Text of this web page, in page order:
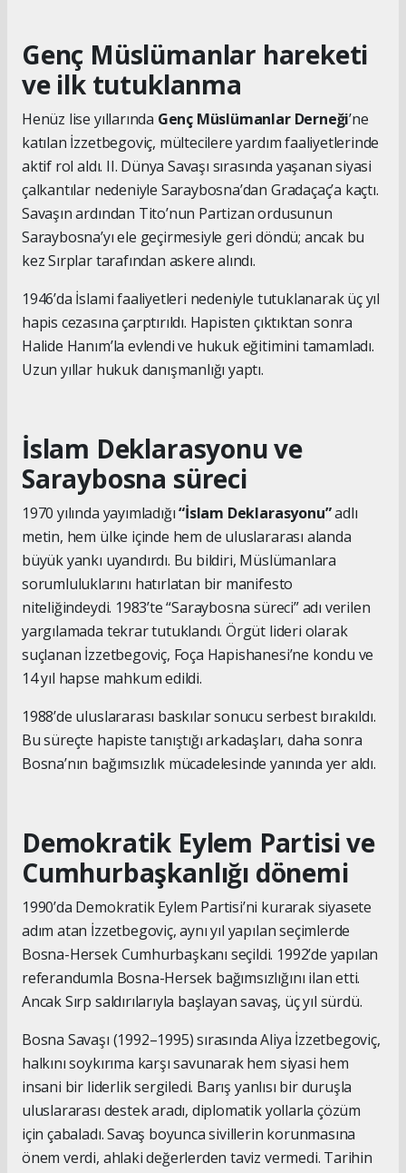
Genç Müslümanlar hareketi
ve ilk tutuklanma
Henüz lise yıllarında Genç Müslümanlar Derneği’ne
katılan İzzetbegoviç, mültecilere yardım faaliyetlerinde
aktif rol aldı. II. Dünya Savaşı sırasında yaşanan siyasi
çalkantılar nedeniyle Saraybosna’dan Gradaçaç’a kaçtı.
Savaşın ardından Tito’nun Partizan ordusunun
Saraybosna’yı ele geçirmesiyle geri döndü; ancak bu
kez Sırplar tarafından askere alındı.
1946’da İslami faaliyetleri nedeniyle tutuklanarak üç yıl
hapis cezasına çarptırıldı. Hapisten çıktıktan sonra
Halide Hanım’la evlendi ve hukuk eğitimini tamamladı.
Uzun yıllar hukuk danışmanlığı yaptı.
İslam Deklarasyonu ve
Saraybosna süreci
1970 yılında yayımladığı“İslam Deklarasyonu”adlı
metin, hem ülke içinde hem de uluslararası alanda
büyük yankı uyandırdı. Bu bildiri, Müslümanlara
sorumluluklarını hatırlatan bir manifesto
niteliğindeydi. 1983’te “Saraybosna süreci” adı verilen
yargılamada tekrar tutuklandı. Örgüt lideri olarak
suçlanan İzzetbegoviç, Foça Hapishanesi’ne kondu ve
14 yıl hapse mahkum edildi.
1988’de uluslararası baskılar sonucu serbest bırakıldı.
Bu süreçte hapiste tanıştığı arkadaşları, daha sonra
Bosna’nın bağımsızlık mücadelesinde yanında yer aldı.
Demokratik Eylem Partisi ve
Cumhurbaşkanlığı dönemi
1990’da Demokratik Eylem Partisi’ni kurarak siyasete
adım atan İzzetbegoviç, aynı yıl yapılan seçimlerde
Bosna-Hersek Cumhurbaşkanı seçildi. 1992’de yapılan
referandumla Bosna-Hersek bağımsızlığını ilan etti.
Ancak Sırp saldırılarıyla başlayan savaş, üç yıl sürdü.
Bosna Savaşı (1992–1995) sırasında Aliya İzzetbegoviç,
halkını soykırıma karşı savunarak hem siyasi hem
insani bir liderlik sergiledi. Barış yanlısı bir duruşla
uluslararası destek aradı, diplomatik yollarla çözüm
için çabaladı. Savaş boyunca sivillerin korunmasına
önem verdi, ahlaki değerlerden taviz vermedi. Tarihin